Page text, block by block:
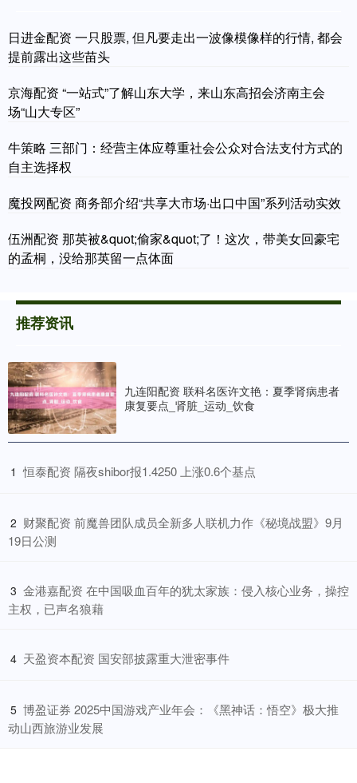
日进金配资 一只股票, 但凡要走出一波像模像样的行情, 都会
提前露出这些苗头
京海配资 “一站式”了解山东大学，来山东高招会济南主会
场“山大专区”
牛策略 三部门：经营主体应尊重社会公众对合法支付方式的
自主选择权
魔投网配资 商务部介绍“共享大市场·出口中国”系列活动实效
伍洲配资 那英被&quot;偷家&quot;了！这次，带美女回豪宅
的孟桐，没给那英留一点体面
推荐资讯
九连阳配资 联科名医许文艳：夏季肾病患者
康复要点_肾脏_运动_饮食
1 ​恒泰配资 隔夜shibor报1.4250 上涨0.6个基点
2 ​财聚配资 前魔兽团队成员全新多人联机力作《秘境战盟》9月
19日公测
3 ​金港嘉配资 在中国吸血百年的犹太家族：侵入核心业务，操控
主权，已声名狼藉
4 ​天盈资本配资 国安部披露重大泄密事件
5 ​博盈证券 2025中国游戏产业年会：《黑神话：悟空》极大推
动山西旅游业发展